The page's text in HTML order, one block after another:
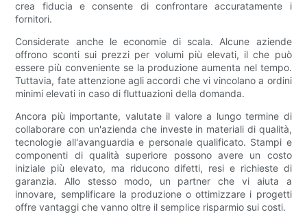
crea fiducia e consente di confrontare accuratamente i
fornitori.
Considerate anche le economie di scala. Alcune aziende
offrono sconti sui prezzi per volumi più elevati, il che può
essere più conveniente se la produzione aumenta nel tempo.
Tuttavia, fate attenzione agli accordi che vi vincolano a ordini
minimi elevati in caso di fluttuazioni della domanda.
Ancora più importante, valutate il valore a lungo termine di
collaborare con un'azienda che investe in materiali di qualità,
tecnologie all'avanguardia e personale qualificato. Stampi e
componenti di qualità superiore possono avere un costo
iniziale più elevato, ma riducono difetti, resi e richieste di
garanzia. Allo stesso modo, un partner che vi aiuta a
innovare, semplificare la produzione o ottimizzare i progetti
offre vantaggi che vanno oltre il semplice risparmio sui costi.